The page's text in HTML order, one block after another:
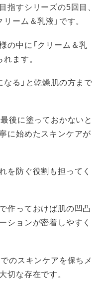
指すシリーズの5回目、
ーム＆乳液」です。
の中に「クリーム＆乳
ます。
る」と乾燥肌の方まで
後に塗っておかないと
に始めたスキンケアが
を防ぐ役割も担ってく
作っておけば肌の凹凸
ションが密着しやすく
のスキンケアを保ちメ
切な存在です。